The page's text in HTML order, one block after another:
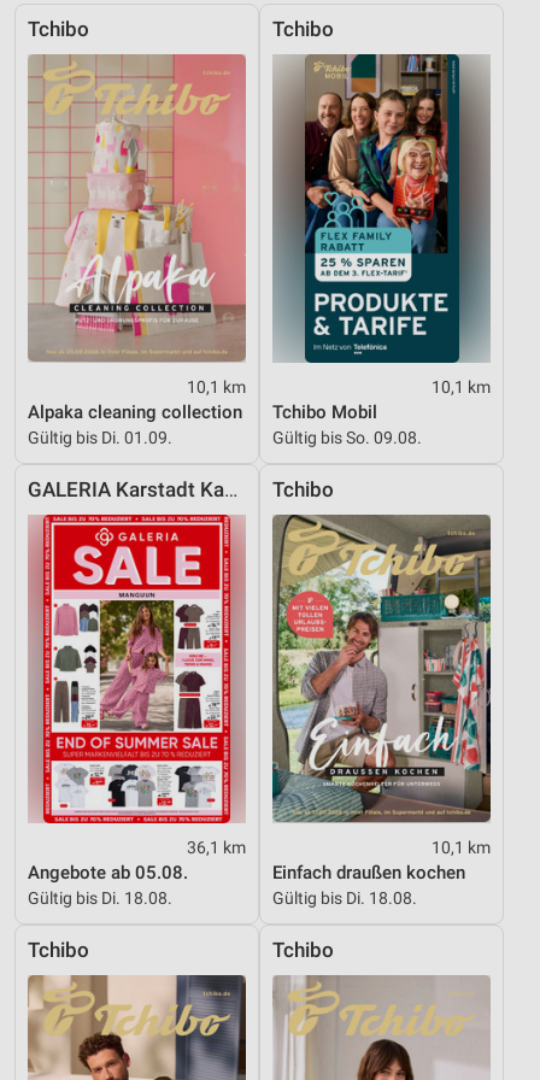
Tchibo
10,1 km
Alpaka cleaning collection
Gültig bis Di. 01.09.
Tchibo
10,1 km
Tchibo Mobil
Gültig bis So. 09.08.
GALERIA Karstadt Kaufhof
36,1 km
Angebote ab 05.08.
Gültig bis Di. 18.08.
Tchibo
10,1 km
Einfach draußen kochen
Gültig bis Di. 18.08.
Tchibo Tchibo
Erstellung von Profilen zur Personalisierung
von Inhalten
Verwendung von Profilen zur Auswahl
personalisierter Inhalte
Messung der Werbeleistung
Messung der Performance von Inhalten
Analyse von Zielgruppen durch Statistiken oder
Kombinationen von Daten aus verschiedenen
Quellen
Entwicklung und Verbesserung der Angebote
Verwendung reduzierter Daten zur Auswahl von
Inhalten
Verwendung genauer Standortdaten
Geräte anhand von aktiv angeforderten
Informationen identifizieren
Nicht-IAB-Verarbeitungszwecke:
Notwendig
Performance
Funktional
Werbung